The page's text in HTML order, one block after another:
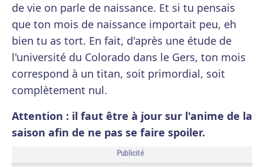
de vie on parle de naissance. Et si tu pensais
que ton mois de naissance importait peu, eh
bien tu as tort. En fait, d'après une étude de
l'université du Colorado dans le Gers, ton mois
correspond à un titan, soit primordial, soit
complètement nul.
Attention : il faut être à jour sur l'anime de la
saison afin de ne pas se faire spoiler.
Publicité